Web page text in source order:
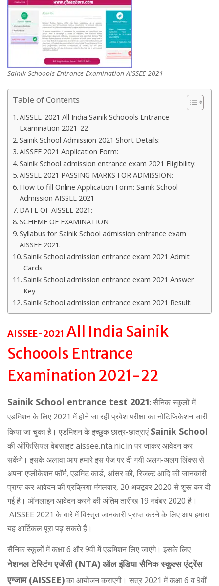
Sainik Schoools Entrance Examination AISSEE 2021
Table of Contents
AISSEE-2021 All India Sainik Schoools Entrance
Examination 2021-22
Sainik School Admission 2021 Short Details:
AISSEE 2021 Application Form:
Sainik School admission entrance exam 2021 Eligibility:
AISSEE 2021 PASSING MARKS FOR ADMISSION:
How to fill Online Application Form: Sainik School
Admission AISSEE 2021
DATE OF AISSEE 2021:
SCHEME OF EXAMINATION
Syllabus for Sainik School admission entrance exam
AISSEE 2021:
Sainik School admission entrance exam 2021 Admit
Cards
Sainik School admission entrance exam 2021 Answer
Key
Sainik School admission entrance exam 2021 Result:
AISSEE-2021 All India Sainik
Schoools Entrance
Examination 2021-22
Sainik School entrance test 2021: सैनिक स्कूलों में
एडमिशन के लिए 2021 में होने जा रही प्रवेश परीक्षा का नोटिफिकेशन जारी
किया जा चुका है। एडमिशन के इच्छुक छात्र-छात्राएंSainik School
की ऑफिसियल वेबसाइट aissee.nta.nic.in पर जाकर आवेदन कर
सकेंगे। इसके अलावा आप हमारे इस पेज पर दी गयी अलग-अलग लिंक्स से
अपना एप्लीकेशन फॉर्म, एडमिट कार्ड, आंसर की, रिजल्ट आदि की जानकारी
प्राप्त कर आवेदन की प्रक्रिया मंगलवार, 20 अक्टूबर 2020 से शुरू कर दी
गई है। ऑनलाइन आवेदन करने की अंतिम तारीख 19 नवंबर 2020 है।
AISSEE 2021 के बारे में विस्तृत जानकारी प्राप्त करने के लिए आप हमारा
यह आर्टिकल पूरा पढ़ सकते हैं।
सैनिक स्कूलों में कक्षा 6 और 9वीं में एडमिशन लिए जाएंगे। इसके लिए
नेशनल टेस्टिंग एजेंसी (NTA) ऑल इंडिया सैनिक स्कूल्स एंट्रेंस
एग्जाम (AISSEE)का आयोजन कराएगी। सत्र 2021 में कक्षा 6 व 9वीं